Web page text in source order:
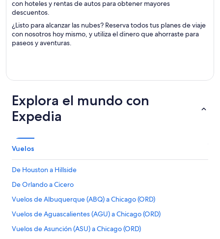
con hoteles y rentas de autos para obtener mayores
descuentos.
¿Listo para alcanzar las nubes? Reserva todos tus planes de viaje
con nosotros hoy mismo, y utiliza el dinero que ahorraste para
paseos y aventuras.
Explora el mundo con
Expedia
Vuelos
De Houston a Hillside
De Orlando a Cicero
Vuelos de Albuquerque (ABQ) a Chicago (ORD)
Vuelos de Aguascalientes (AGU) a Chicago (ORD)
Vuelos de Asunción (ASU) a Chicago (ORD)